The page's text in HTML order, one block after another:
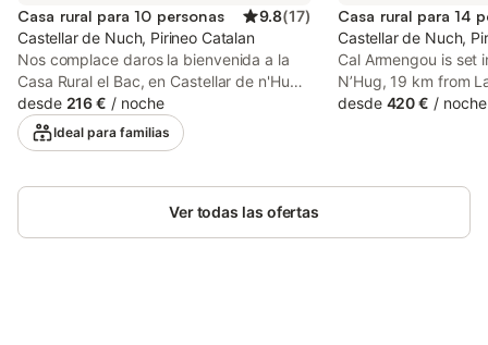
Casa rural para 10 personas 9.8(17)
Castellar de Nuch, Pirineo Catalan
Nos complace daros la bienvenida a la
Casa Rural el Bac, en Castellar de n'Hug,
a las puertas del Pirineo Catalán a 1.400
metros de altitud. Ofrecemos una amplia
casa de campo de 150 m², ideal para
dormitorios cómodos y 2 baños,
perfectos para alojar a todo el grupo. La
cocina está totalmente equipada con
desde 216 € / noche
Ideal para familias
Casa rural para 14
Castellar de Nuch,
Cal Armengou is set
NʼHug, 19 km from
25 km from El Cadí-
desde 420 € / noche
Ver todas las ofertas